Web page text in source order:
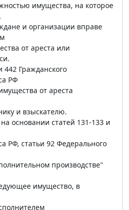
имущества, на которое
и организации вправе
от ареста или
442 Гражданского
РФ
от ареста
и взыскателю.
основании статей 131-133 и
РФ, статьи 92 Федерального
производстве"
имущество, в
__________________